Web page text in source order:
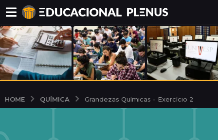
HOME QUÍMICA Grandezas Químicas - Exercício 2